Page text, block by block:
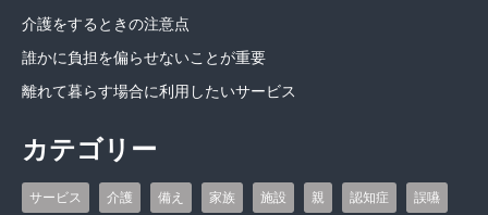
介護をするときの注意点
誰かに負担を偏らせないことが重要
離れて暮らす場合に利用したいサービス
カテゴリー
サービス 介護 備え 家族 施設 親 認知症 誤嚥